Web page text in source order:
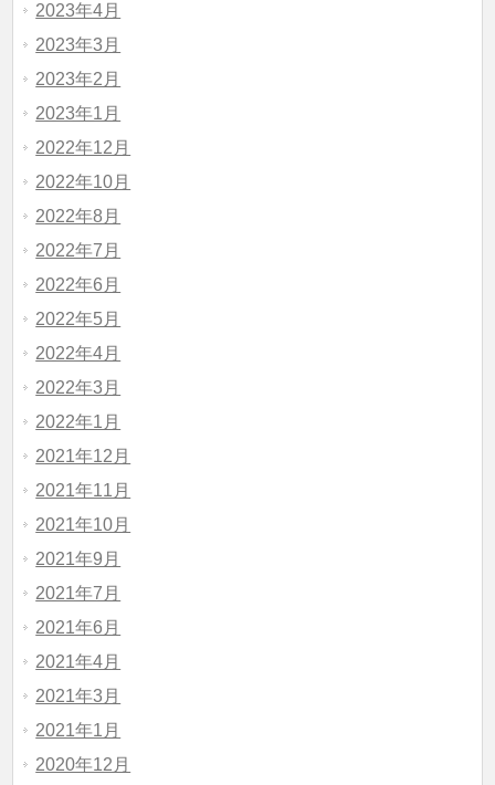
2023年4月
2023年3月
2023年2月
2023年1月
2022年12月
2022年10月
2022年8月
2022年7月
2022年6月
2022年5月
2022年4月
2022年3月
2022年1月
2021年12月
2021年11月
2021年10月
2021年9月
2021年7月
2021年6月
2021年4月
2021年3月
2021年1月
2020年12月